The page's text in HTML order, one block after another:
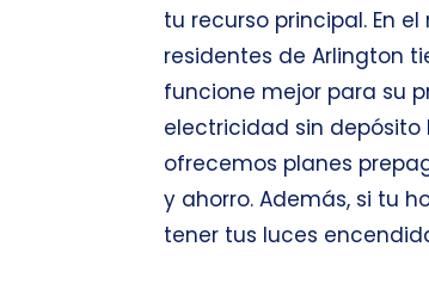
tu recurso principal. En
residentes de Arlington
funcione mejor para su
electricidad sin depósito
ofrecemos planes
y ahorro. Además, si tu
tener tus luces